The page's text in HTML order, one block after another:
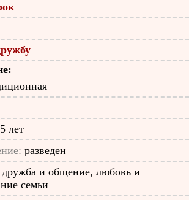
лет
разведен
дружба и общение, любовь и
семьи